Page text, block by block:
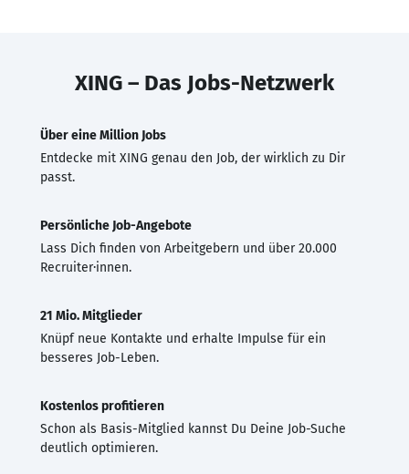
XING – Das Jobs-Netzwerk
Über eine Million Jobs
Entdecke mit XING genau den Job, der wirklich zu Dir
passt.
Persönliche Job-Angebote
Lass Dich finden von Arbeitgebern und über 20.000
Recruiter·innen.
21 Mio. Mitglieder
Knüpf neue Kontakte und erhalte Impulse für ein
besseres Job-Leben.
Kostenlos profitieren
Schon als Basis-Mitglied kannst Du Deine Job-Suche
deutlich optimieren.